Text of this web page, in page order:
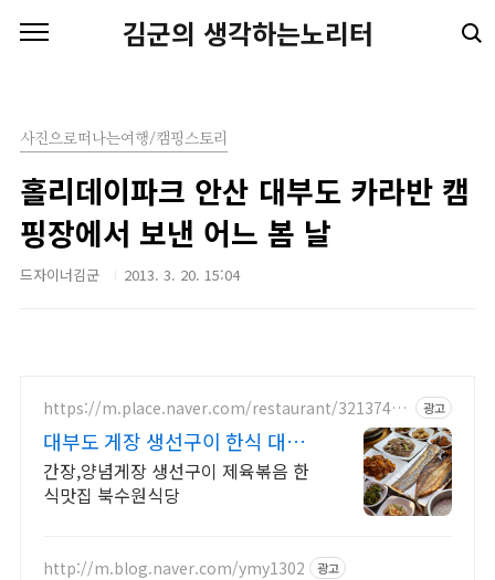
김군의 생각하는노리터
사진으로떠나는여행/캠핑스토리
홀리데이파크 안산 대부도 카라반 캠
핑장에서 보낸 어느 봄 날
드자이너김군 2013. 3. 20. 15:04
https://m.place.naver.com/restaurant/3213748
광고
대부도 게장 생선구이 한식 대부
도맛집
간장,양념게장 생선구이 제육볶음 한
식맛집 북수원식당
http://m.blog.naver.com/ymy1302 광고